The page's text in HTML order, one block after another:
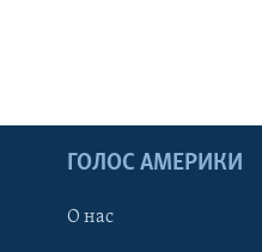
ГОЛОС АМЕРИКИ
О нас